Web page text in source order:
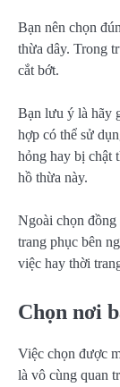
Bạn nên chọn
thừa dây. Trong
cắt bớt.
Bạn lưu ý là hãy
hợp có thể sử
hỏng hay bị chật
hồ thừa này.
Ngoài chọn
trang phục bên
việc hay thời
Chọn nơi
Việc chọn được
là vô cùng quan